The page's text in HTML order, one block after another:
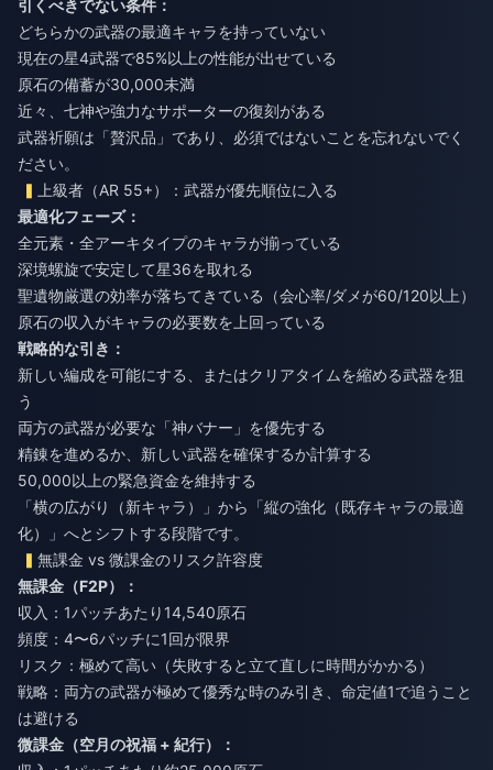
引くべきでない条件：
どちらかの武器の最適キャラを持っていない
現在の星4武器で85%以上の性能が出せている
原石の備蓄が30,000未満
近々、七神や強力なサポーターの復刻がある
武器祈願は「贅沢品」であり、必須ではないことを忘れないでく
ださい。
上級者（AR 55+）：武器が優先順位に入る
最適化フェーズ：
全元素・全アーキタイプのキャラが揃っている
深境螺旋で安定して星36を取れる
聖遺物厳選の効率が落ちてきている（会心率/ダメが60/120以上）
原石の収入がキャラの必要数を上回っている
戦略的な引き：
新しい編成を可能にする、またはクリアタイムを縮める武器を狙
う
両方の武器が必要な「神バナー」を優先する
精錬を進めるか、新しい武器を確保するか計算する
50,000以上の緊急資金を維持する
「横の広がり（新キャラ）」から「縦の強化（既存キャラの最適
化）」へとシフトする段階です。
無課金 vs 微課金のリスク許容度
無課金（F2P）：
収入：1パッチあたり14,540原石
頻度：4〜6パッチに1回が限界
リスク：極めて高い（失敗すると立て直しに時間がかかる）
戦略：両方の武器が極めて優秀な時のみ引き、命定値1で追うこと
は避ける
微課金（空月の祝福 + 紀行）：